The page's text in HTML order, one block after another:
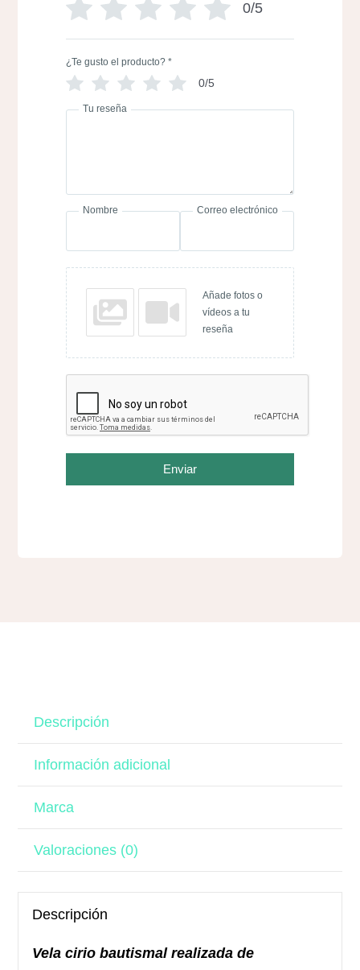
0/5
¿Te gusto el producto? *
0/5
Tu reseña
Nombre Correo electrónico
Añade fotos o
vídeos a tu
reseña
Enviar
Descripción
Información adicional
Marca
Valoraciones (0)
Descripción
Vela cirio bautismal realizada de